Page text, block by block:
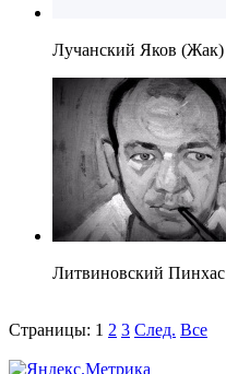
Лучанский Яков (Жак)
Литвиновский Пинхас
Страницы: 1 2 3 След. Все